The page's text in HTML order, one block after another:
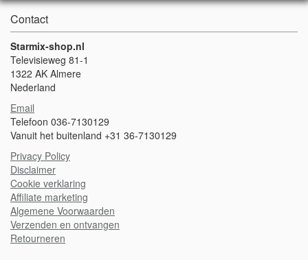
Contact
Starmix-shop.nl
Televisieweg 81-1
1322 AK Almere
Nederland
Email
Telefoon 036-7130129
Vanuit het buitenland +31 36-7130129
Privacy Policy
Disclaimer
Cookie verklaring
Affiliate marketing
Algemene Voorwaarden
Verzenden en ontvangen
Retourneren